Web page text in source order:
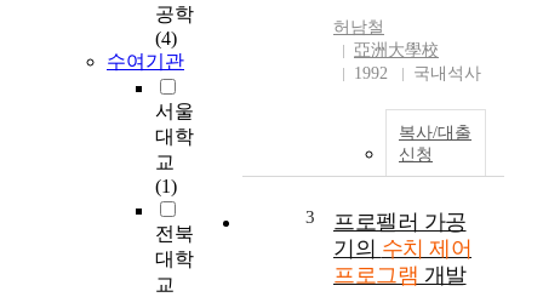
공학
(4)
수여기관
서울
대학
교
(1)
전북
대학
교
허남철
亞洲大學校
1992
국내석사
복사/대출
신청
3
프로펠러 가공
기의 수치 제어
프로그램 개발